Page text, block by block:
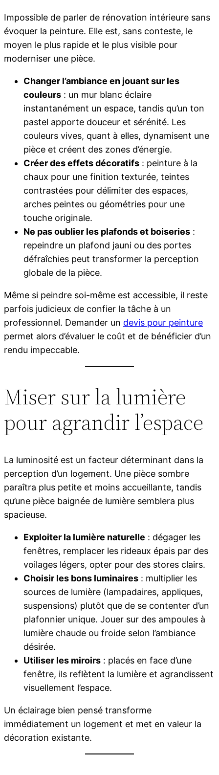
Impossible de parler de rénovation intérieure sans
évoquer la peinture. Elle est, sans conteste, le
moyen le plus rapide et le plus visible pour
moderniser une pièce.
Changer l’ambiance en jouant sur les
couleurs : un mur blanc éclaire
instantanément un espace, tandis qu’un ton
pastel apporte douceur et sérénité. Les
couleurs vives, quant à elles, dynamisent une
pièce et créent des zones d’énergie.
Créer des effets décoratifs : peinture à la
chaux pour une finition texturée, teintes
contrastées pour délimiter des espaces,
arches peintes ou géométries pour une
touche originale.
Ne pas oublier les plafonds et boiseries :
repeindre un plafond jauni ou des portes
défraîchies peut transformer la perception
globale de la pièce.
Même si peindre soi-même est accessible, il reste
parfois judicieux de confier la tâche à un
professionnel. Demander un devis pour peinture
permet alors d’évaluer le coût et de bénéficier d’un
rendu impeccable.
Miser sur la lumière
pour agrandir l’espace
La luminosité est un facteur déterminant dans la
perception d’un logement. Une pièce sombre
paraîtra plus petite et moins accueillante, tandis
qu’une pièce baignée de lumière semblera plus
spacieuse.
Exploiter la lumière naturelle : dégager les
fenêtres, remplacer les rideaux épais par des
voilages légers, opter pour des stores clairs.
Choisir les bons luminaires : multiplier les
sources de lumière (lampadaires, appliques,
suspensions) plutôt que de se contenter d’un
plafonnier unique. Jouer sur des ampoules à
lumière chaude ou froide selon l’ambiance
désirée.
Utiliser les miroirs : placés en face d’une
fenêtre, ils reflètent la lumière et agrandissent
visuellement l’espace.
Un éclairage bien pensé transforme
immédiatement un logement et met en valeur la
décoration existante.